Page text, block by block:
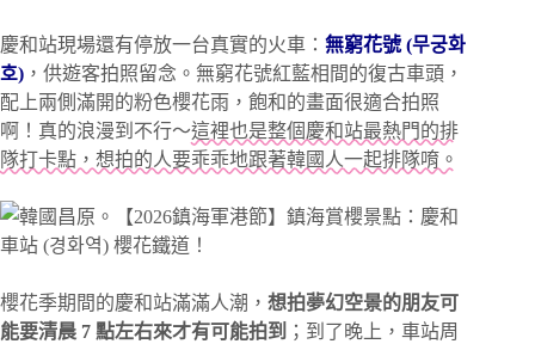
慶和站現場還有停放一台真實的火車： 無窮花號 (무궁화
호) ，供遊客拍照留念。無窮花號紅藍相間的復古車頭，
配上兩側滿開的粉色櫻花雨，飽和的畫面很適合拍照
啊！真的浪漫到不行～這裡也是整個慶和站最熱門的排
隊打卡點，想拍的人要乖乖地跟著韓國人一起排隊唷。
櫻花季期間的慶和站滿滿人潮， 想拍夢幻空景的朋友可
能要清晨 7 點左右來才有可能拍到
；到了晚上，車站周